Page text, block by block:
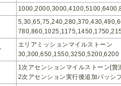
エリアミッションマイルストーン
30,300,650,1550,3250,5200,6200
1次アセンションマイルストーン[贅
2次アセンション実行後追加パッシ